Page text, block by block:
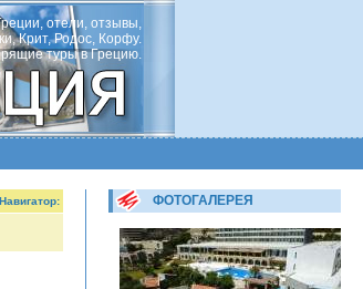
отели, отзывы,
Крит, Родос, Корфу.
туры в Грецию.
Навигатор: ФОТОГАЛЕРЕЯ